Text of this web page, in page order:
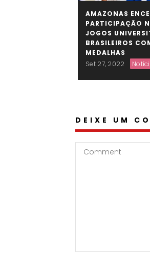
AMAZONAS
PARTICIPAÇÃO
JOGOS
BRASILEIROS
MEDALHAS
Set 27, 2022
DEIXE UM